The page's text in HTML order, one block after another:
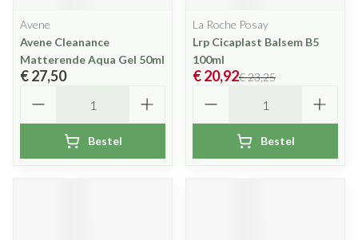
Avene
Avene Cleanance
Matterende Aqua Gel 50ml
€ 27,50
Bestel
La Roche Posay
Lrp Cicaplast Balsem B5
100ml
€ 23,25
€ 20,92
Bestel